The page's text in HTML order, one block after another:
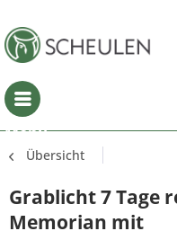
Menü
Übersicht
Grablicht 7 Tage
Memorian mit